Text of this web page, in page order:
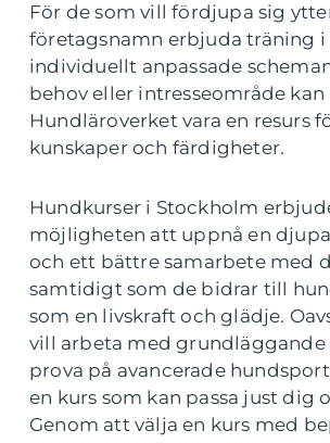
För de som vill fördjupa sig
företagsnamn erbjuda träning
individuellt anpassade
behov eller intresseområde kan
Hundläroverket vara en resurs
kunskaper och färdigheter.
Hundkurser i Stockholm
möjligheten att uppnå en
och ett bättre samarbete med
samtidigt som de bidrar till
som en livskraft och glädje.
vill arbeta med grundläggande
prova på avancerade
en kurs som kan passa just dig
Genom att välja en kurs med